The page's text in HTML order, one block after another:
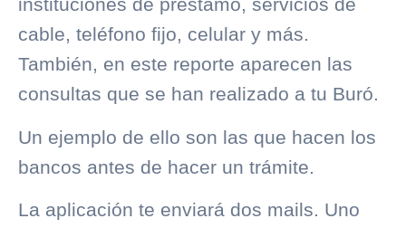
instituciones de préstamo, servicios de
cable, teléfono fijo, celular y más.
También, en este reporte aparecen las
consultas que se han realizado a tu Buró.
Un ejemplo de ello son las que hacen los
bancos antes de hacer un trámite.
La aplicación te enviará dos mails. Uno